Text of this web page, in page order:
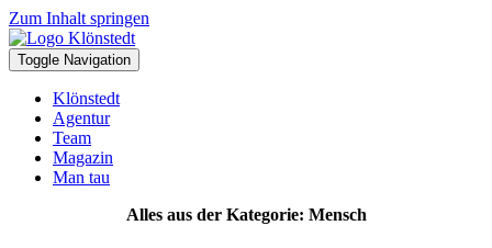
Zum Inhalt springen
Toggle Navigation
Klönstedt
Agentur
Team
Magazin
Man tau
Alles aus der Kategorie: Mensch